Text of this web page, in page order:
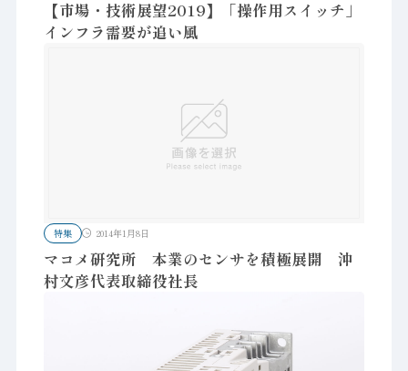
【市場・技術展望2019】「操作用スイッチ」
インフラ需要が追い風
特集 2014年1月8日
マコメ研究所 本業のセンサを積極展開 沖
村文彦代表取締役社長